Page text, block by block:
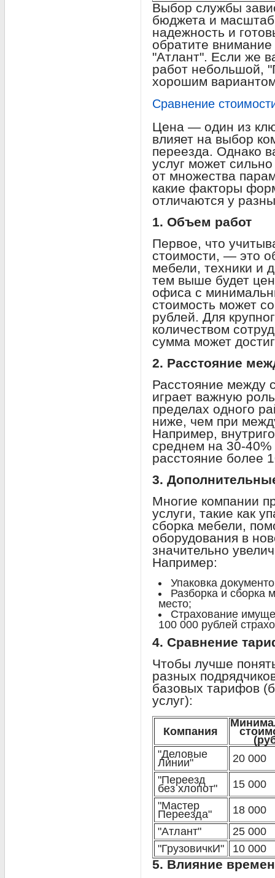
Выбор службы
бюджета и
надежность и
обратите
"Атлант". Если же
работ небольшой,
хорошим
Сравнение
Цена — один из
влияет на выбор
переезда. Однако
услуг может
от множества
какие факторы
отличаются у
1. Объем работ
Первое, что
стоимости, — это
мебели, техники и
тем выше будет
офиса с
стоимость может
рублей. Для
количеством
сумма может
2. Расстояние
Расстояние между
играет важную
пределах одного
ниже, чем при
Например,
среднем на 30-
расстояние более
3.
Многие компании
услуги, такие как
сборка мебели,
оборудования в
значительно
Например:
Упаковка
Разборка и сборка
место;
Страхование
100 000 рублей
4. Сравнение
Чтобы лучше
разных
базовых тарифов
услуг):
Компания
"Деловые
Линии"
20 000
"Переезд
без хлопот"
15 000
"Мастер
Переезда"
18 000
"Атлант"
25 000
"ГрузовичкИ"
10 000
5. Влияние